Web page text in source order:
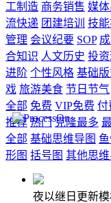
工制造 商务销售 媒
流快递 团建培训 技
管理 会议纪要 SOP
合知识 人文历史 投
进阶 个性风格 基础
戏 旅游美食 节日节气
全部 免费 VIP免费 付
推荐 热门 克隆最多
全部 基础思维导图
形图 括号图 其他思维
夜以继日更新模